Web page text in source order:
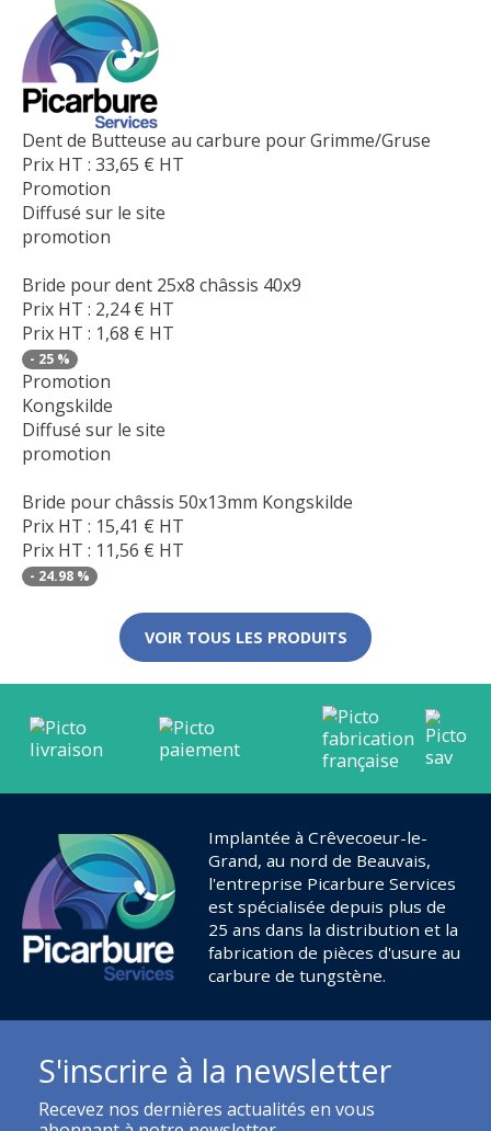
Dent de Butteuse au carbure pour Grimme/Gruse
Prix HT : 33,65 € HT
Promotion
Diffusé sur le site
promotion
Bride pour dent 25x8 châssis 40x9
Prix HT : 2,24€ HT
Prix HT : 1,68 € HT
- 25 %
Promotion
Kongskilde
Diffusé sur le site
promotion
Bride pour châssis 50x13mm Kongskilde
Prix HT : 15,41 € HT
Prix HT : 11,56 € HT
- 24.98 %
VOIR TOUS LES PRODUITS
Implantée à Crêvecoeur-le-
Grand, au nord de Beauvais,
l'entreprise Picarbure Services
est spécialisée depuis plus de
25 ans dans la distribution et la
fabrication de pièces d'usure au
carbure de tungstène.
S'inscrire à la newsletter
Recevez nos dernières actualités en vous